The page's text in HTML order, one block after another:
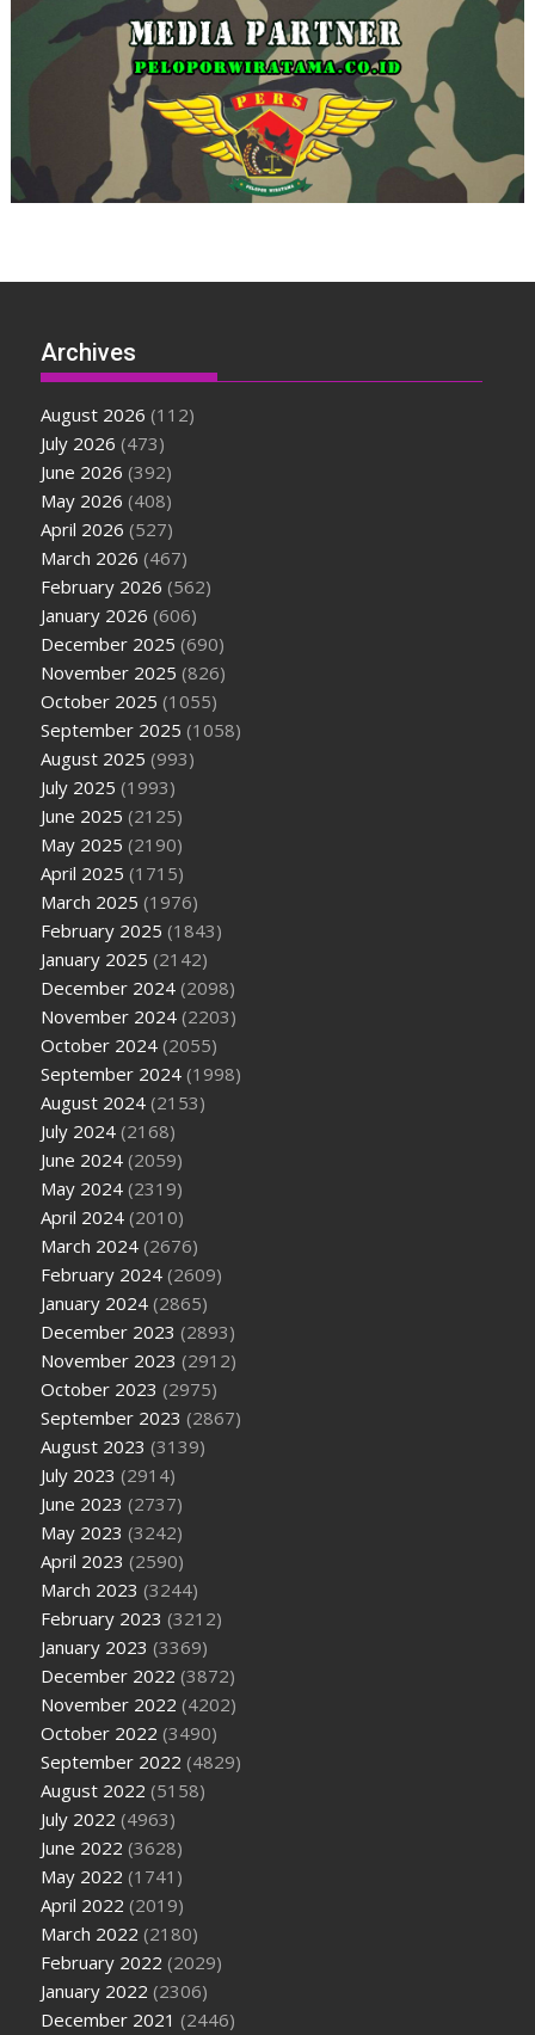
Archives
August 2026 (112)
July 2026 (473)
June 2026 (392)
May 2026 (408)
April 2026 (527)
March 2026 (467)
February 2026 (562)
January 2026 (606)
December 2025 (690)
November 2025 (826)
October 2025 (1055)
September 2025 (1058)
August 2025 (993)
July 2025 (1993)
June 2025 (2125)
May 2025 (2190)
April 2025 (1715)
March 2025 (1976)
February 2025 (1843)
January 2025 (2142)
December 2024 (2098)
November 2024 (2203)
October 2024 (2055)
September 2024 (1998)
August 2024 (2153)
July 2024 (2168)
June 2024 (2059)
May 2024 (2319)
April 2024 (2010)
March 2024 (2676)
February 2024 (2609)
January 2024 (2865)
December 2023 (2893)
November 2023 (2912)
October 2023 (2975)
September 2023 (2867)
August 2023 (3139)
July 2023 (2914)
June 2023 (2737)
May 2023 (3242)
April 2023 (2590)
March 2023 (3244)
February 2023 (3212)
January 2023 (3369)
December 2022 (3872)
November 2022 (4202)
October 2022 (3490)
September 2022 (4829)
August 2022 (5158)
July 2022 (4963)
June 2022 (3628)
May 2022 (1741)
April 2022 (2019)
March 2022 (2180)
February 2022 (2029)
January 2022 (2306)
December 2021 (2446)